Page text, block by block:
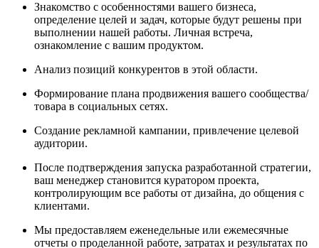
Знакомство с особенностями вашего бизнеса,
определение целей и задач, которые будут решены при
выполнении нашей работы. Личная встреча,
ознакомление с вашим продуктом.
Анализ позиций конкурентов в этой области.
Формирование плана продвижения вашего сообщества/
товара в социальных сетях.
Создание рекламной кампании, привлечение целевой
аудитории.
После подтверждения запуска разработанной стратегии,
ваш менеджер становится куратором проекта,
контролирующим все работы от дизайна, до общения с
клиентами.
Мы предоставляем еженедельные или ежемесячные
отчеты о проделанной работе, затратах и результатах по